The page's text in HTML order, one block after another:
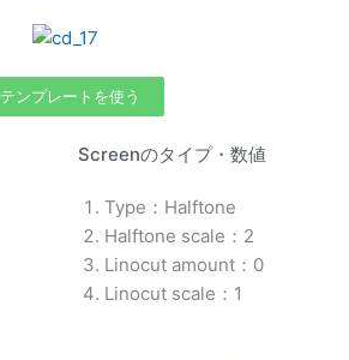
テンプレートを使う
Screenのタイプ・数値
Type：Halftone
Halftone scale：2
Linocut amount：0
Linocut scale：1